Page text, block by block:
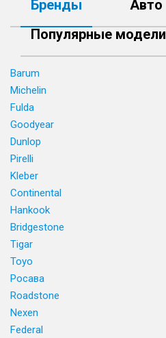
Бренды
Авто
Популярные модели
Barum
Michelin
Fulda
Goodyear
Dunlop
Pirelli
Kleber
Continental
Hankook
Bridgestone
Tigar
Toyo
Росава
Roadstone
Nexen
Federal